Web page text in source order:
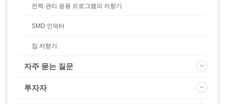
전력 관리 응용 프로그램의 저항기
SMD 인덕터
칩 저항기
자주 묻는 질문
투자자